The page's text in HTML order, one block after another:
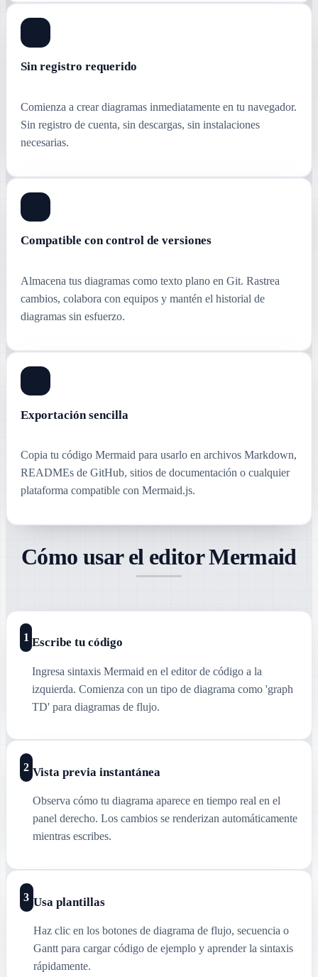
Sin registro requerido
Comienza a crear diagramas inmediatamente en tu navegador.
Sin registro de cuenta, sin descargas, sin instalaciones
necesarias.
Compatible con control de versiones
Almacena tus diagramas como texto plano en Git. Rastrea
cambios, colabora con equipos y mantén el historial de
diagramas sin esfuerzo.
Exportación sencilla
Copia tu código Mermaid para usarlo en archivos Markdown,
READMEs de GitHub, sitios de documentación o cualquier
plataforma compatible con Mermaid.js.
Cómo usar el editor Mermaid
1 Escribe tu código
Ingresa sintaxis Mermaid en el editor de código a la
izquierda. Comienza con un tipo de diagrama como 'graph
TD' para diagramas de flujo.
2 Vista previa instantánea
Observa cómo tu diagrama aparece en tiempo real en el
panel derecho. Los cambios se renderizan automáticamente
mientras escribes.
3 Usa plantillas
Haz clic en los botones de diagrama de flujo, secuencia o
Gantt para cargar código de ejemplo y aprender la sintaxis
rápidamente.